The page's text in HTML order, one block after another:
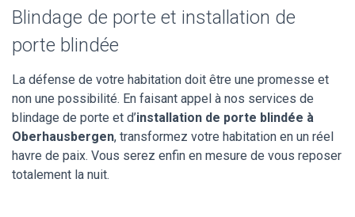
Blindage de porte et installation de
porte blindée
La défense de votre habitation doit être une promesse et
non une possibilité. En faisant appel à nos services de
blindage de porte et d’installation de porte blindée à
Oberhausbergen, transformez votre habitation en un réel
havre de paix. Vous serez enfin en mesure de vous reposer
totalement la nuit.